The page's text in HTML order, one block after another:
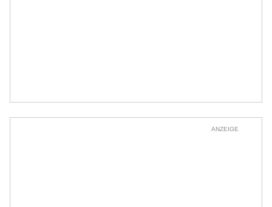
ANZEIGE